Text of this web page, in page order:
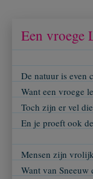
Een vroege
De natuur is even
Want een vroege
Toch zijn er vel
En je proeft ook
Mensen zijn
Want van